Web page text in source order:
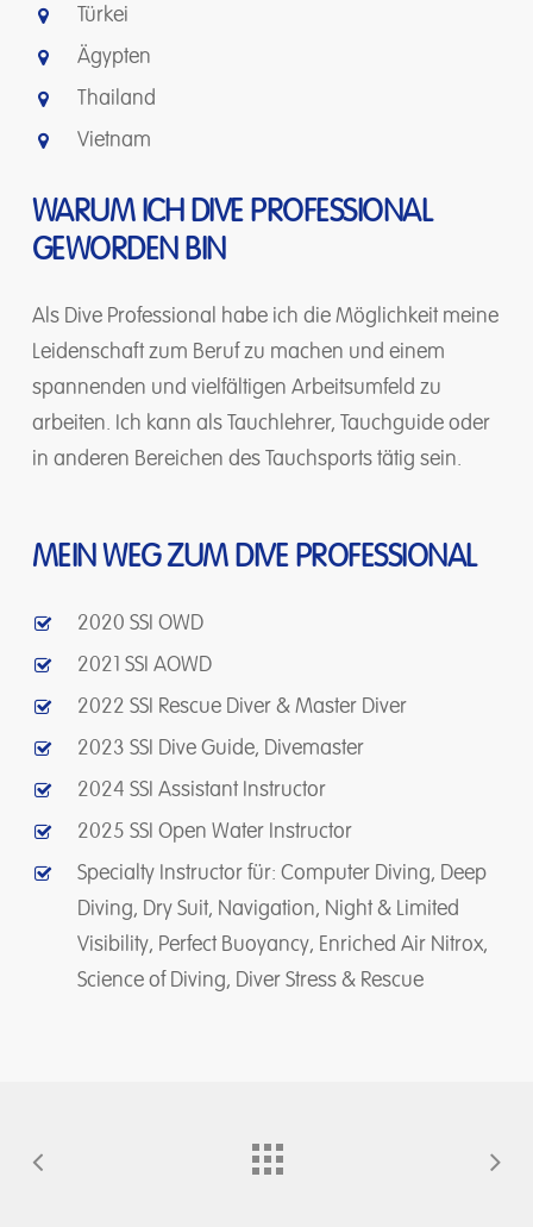
Türkei
Ägypten
Thailand
Vietnam
WARUM ICH DIVE PROFESSIONAL
GEWORDEN BIN
Als Dive Professional habe ich die Möglichkeit meine
Leidenschaft zum Beruf zu machen und einem
spannenden und vielfältigen Arbeitsumfeld zu
arbeiten. Ich kann als Tauchlehrer, Tauchguide oder
in anderen Bereichen des Tauchsports tätig sein.
MEIN WEG ZUM DIVE PROFESSIONAL
2020 SSI OWD
2021 SSI AOWD
2022 SSI Rescue Diver & Master Diver
2023 SSI Dive Guide, Divemaster
2024 SSI Assistant Instructor
2025 SSI Open Water Instructor
Specialty Instructor für: Computer Diving, Deep
Diving, Dry Suit, Navigation, Night & Limited
Visibility, Perfect Buoyancy, Enriched Air Nitrox,
Science of Diving, Diver Stress & Rescue